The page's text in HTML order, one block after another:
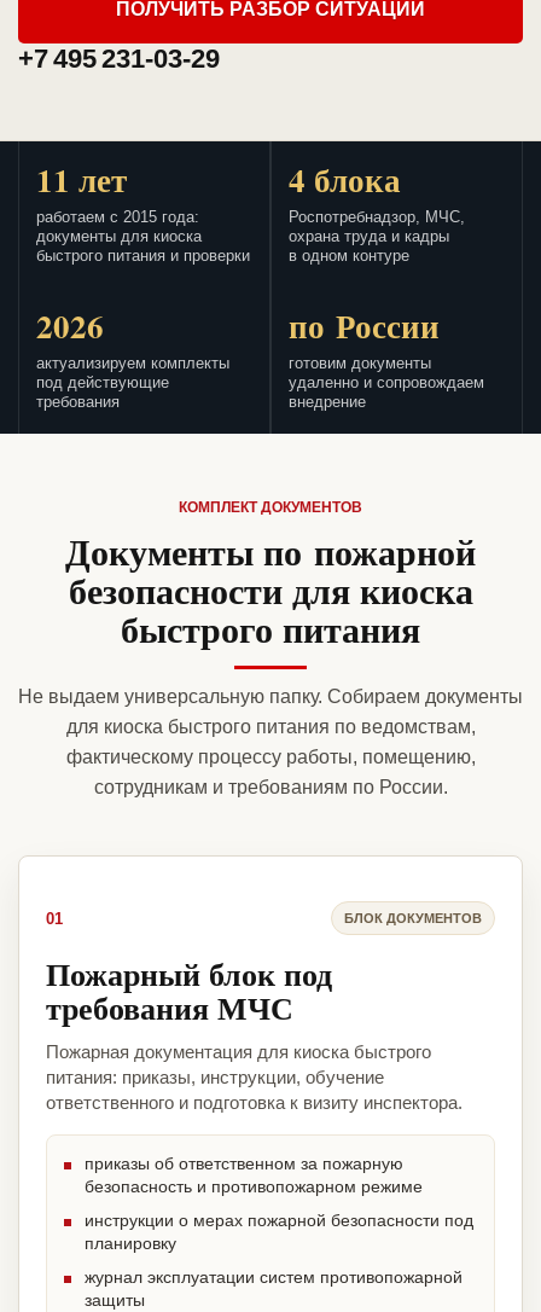
ПОЛУЧИТЬ РАЗБОР СИТУАЦИИ
+7 495 231-03-29
11 лет
работаем с 2015 года:
документы для киоска
быстрого питания и проверки
4 блока
Роспотребнадзор, МЧС,
охрана труда и кадры
в одном контуре
2026
актуализируем комплекты
под действующие
требования
по России
готовим документы
удаленно и сопровождаем
внедрение
КОМПЛЕКТ ДОКУМЕНТОВ
Документы по пожарной
безопасности для киоска
быстрого питания
Не выдаем универсальную папку. Собираем документы
для киоска быстрого питания по ведомствам,
фактическому процессу работы, помещению,
сотрудникам и требованиям по России.
01 БЛОК ДОКУМЕНТОВ
Пожарный блок под
требования МЧС
Пожарная документация для киоска быстрого
питания: приказы, инструкции, обучение
ответственного и подготовка к визиту инспектора.
приказы об ответственном за пожарную
безопасность и противопожарном режиме
инструкции о мерах пожарной безопасности под
планировку
журнал эксплуатации систем противопожарной
защиты